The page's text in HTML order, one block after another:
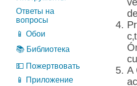
Ответы на
вопросы
📱 Обои
📚 Библиотека
💵 Пожертвовать
📱 Приложение
A